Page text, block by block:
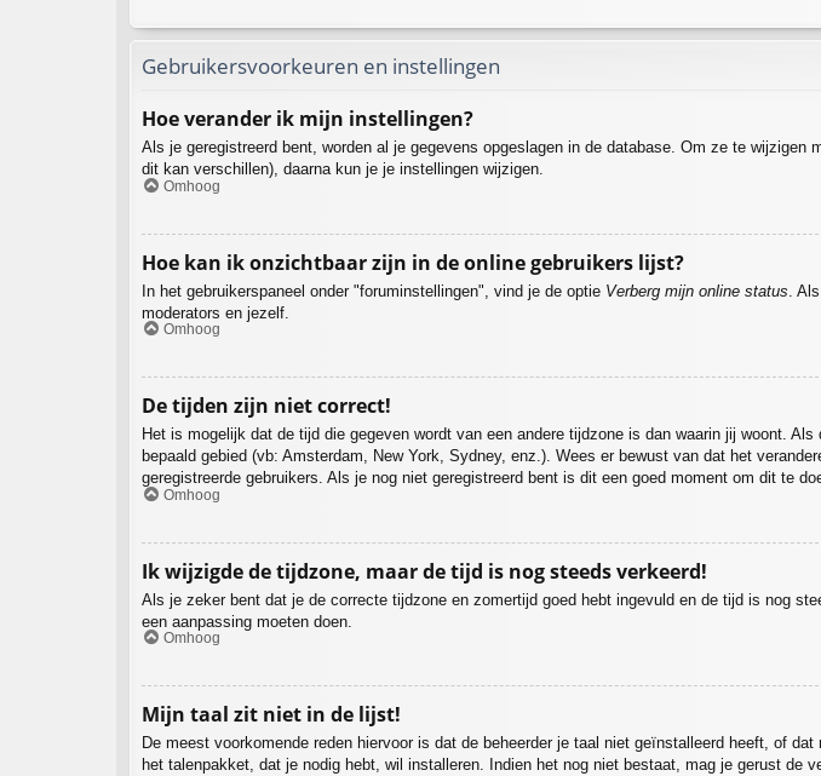
Gebruikersvoorkeuren en instellingen
Hoe verander ik mijn instellingen?
Als je geregistreerd bent, worden al je gegevens opgeslagen in de database. Om ze te wijzigen
dit kan verschillen), daarna kun je je instellingen wijzigen.
Omhoog
Hoe kan ik onzichtbaar zijn in de online gebruikers lijst?
In het gebruikerspaneel onder "foruminstellingen", vind je de optie Verberg mijn online status .
moderators en jezelf.
Omhoog
De tijden zijn niet correct!
Het is mogelijk dat de tijd die gegeven wordt van een andere tijdzone is dan waarin jij woont.
bepaald gebied (vb: Amsterdam, New York, Sydney, enz.). Wees er bewust van dat het
geregistreerde gebruikers. Als je nog niet geregistreerd bent is dit een goed moment om dit te
Omhoog
Ik wijzigde de tijdzone, maar de tijd is nog steeds verkeerd!
Als je zeker bent dat je de correcte tijdzone en zomertijd goed hebt ingevuld en de tijd is nog
een aanpassing moeten doen.
Omhoog
Mijn taal zit niet in de lijst!
De meest voorkomende reden hiervoor is dat de beheerder je taal niet geïnstalleerd heeft, of
het talenpakket, dat je nodig hebt, wil installeren. Indien het nog niet bestaat, mag je gerust de